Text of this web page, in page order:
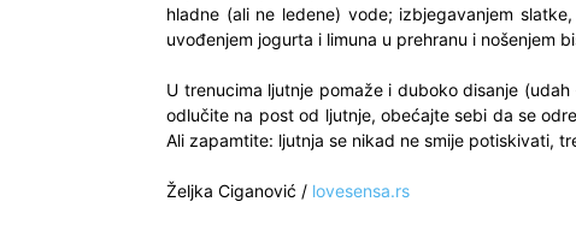
hladne (ali ne ledene) vode; izbjegavanjem
uvođenjem jogurta i limuna u prehranu i nošenjem
U trenucima ljutnje pomaže i duboko disanje
odlučite na post od ljutnje, obećajte sebi da se
Ali zapamtite: ljutnja se nikad ne smije potiskivati,
Željka Ciganović / lovesensa.rs